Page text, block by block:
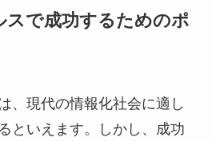
スで成功するためのポ
、現代の情報化社会に適し
といえます。しかし、成功